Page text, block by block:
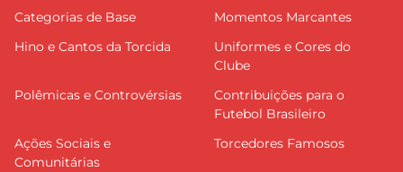
Categorias de Base
Momentos Marcantes
Hino e Cantos da Torcida
Uniformes e Cores do
Clube
Polêmicas e Controvérsias
Contribuições para o
Futebol Brasileiro
Ações Sociais e
Comunitárias
Torcedores Famosos